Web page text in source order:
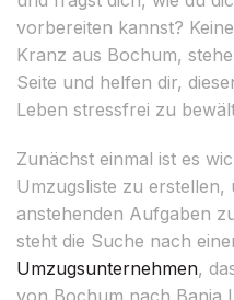
vorbereiten kannst?
Kranz aus Bochum,
Seite und helfen dir,
Leben stressfrei zu
Zunächst einmal ist es
Umzugsliste zu
anstehenden Aufgaben
steht die Suche nach
Umzugsunternehmen,
von Bochum nach Banja